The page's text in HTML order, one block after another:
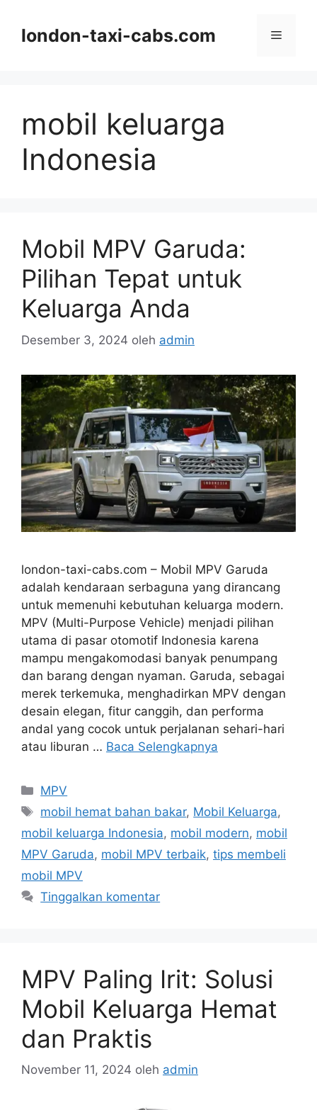
london-taxi-cabs.com Menu
mobil keluarga
Indonesia
Mobil MPV Garuda:
Pilihan Tepat untuk
Keluarga Anda
Desember 3, 2024 oleh admin
london-taxi-cabs.com – Mobil MPV Garuda
adalah kendaraan serbaguna yang dirancang
untuk memenuhi kebutuhan keluarga modern.
MPV (Multi-Purpose Vehicle) menjadi pilihan
utama di pasar otomotif Indonesia karena
mampu mengakomodasi banyak penumpang
dan barang dengan nyaman. Garuda, sebagai
merek terkemuka, menghadirkan MPV dengan
desain elegan, fitur canggih, dan performa
andal yang cocok untuk perjalanan sehari-hari
atau liburan … Baca Selengkapnya
Kategori
MPV
Tag
mobil hemat bahan bakar, Mobil Keluarga,
mobil keluarga Indonesia, mobil modern, mobil
MPV Garuda, mobil MPV terbaik, tips membeli
mobil MPV
Tinggalkan komentar
MPV Paling Irit: Solusi
Mobil Keluarga Hemat
dan Praktis
November 11, 2024 oleh admin